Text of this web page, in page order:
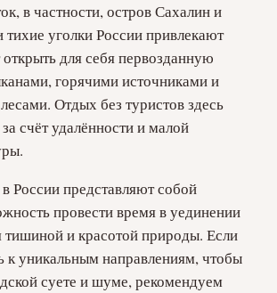
в частности, остров Сахалин и
уголки России привлекают
открыть для себя первозданную
горячими источниками и
Отдых без туристов здесь
счёт удалённости и малой
России представляют собой
провести время в уединении
тишиной и красотой природы. Если
к уникальным направлениям, чтобы
суете и шуме, рекомендуем